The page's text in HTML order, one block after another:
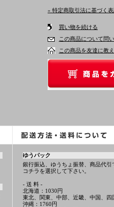
» 特定商取引法に基づく
買い物を続ける
この商品について問
この商品を友達に教
ゆうパック
銀行振込、ゆうちょ振替、商品代引
コチラを選択して下さい。
- 送 料 -
北海道：1030円
東北、関東、中部、近畿、中国、四
沖縄：1760円